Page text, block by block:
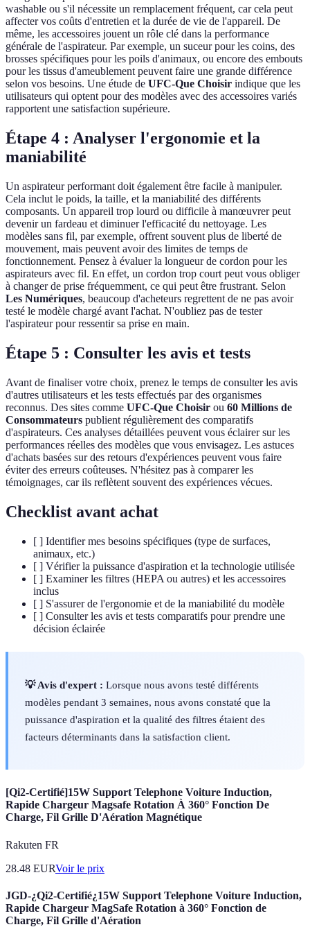
washable ou s'il nécessite un remplacement fréquent, car cela peut
affecter vos coûts d'entretien et la durée de vie de l'appareil. De
même, les accessoires jouent un rôle clé dans la performance
générale de l'aspirateur. Par exemple, un suceur pour les coins, des
brosses spécifiques pour les poils d'animaux, ou encore des embouts
pour les tissus d'ameublement peuvent faire une grande différence
selon vos besoins. Une étude de UFC-Que Choisir indique que les
utilisateurs qui optent pour des modèles avec des accessoires variés
rapportent une satisfaction supérieure.
Étape 4 : Analyser l'ergonomie et la
maniabilité
Un aspirateur performant doit également être facile à manipuler.
Cela inclut le poids, la taille, et la maniabilité des différents
composants. Un appareil trop lourd ou difficile à manœuvrer peut
devenir un fardeau et diminuer l'efficacité du nettoyage. Les
modèles sans fil, par exemple, offrent souvent plus de liberté de
mouvement, mais peuvent avoir des limites de temps de
fonctionnement. Pensez à évaluer la longueur de cordon pour les
aspirateurs avec fil. En effet, un cordon trop court peut vous obliger
à changer de prise fréquemment, ce qui peut être frustrant. Selon
Les Numériques, beaucoup d'acheteurs regrettent de ne pas avoir
testé le modèle chargé avant l'achat. N'oubliez pas de tester
l'aspirateur pour ressentir sa prise en main.
Étape 5 : Consulter les avis et tests
Avant de finaliser votre choix, prenez le temps de consulter les avis
d'autres utilisateurs et les tests effectués par des organismes
reconnus. Des sites comme UFC-Que Choisir ou 60 Millions de
Consommateurs publient régulièrement des comparatifs
d'aspirateurs. Ces analyses détaillées peuvent vous éclairer sur les
performances réelles des modèles que vous envisagez. Les astuces
d'achats basées sur des retours d'expériences peuvent vous faire
éviter des erreurs coûteuses. N'hésitez pas à comparer les
témoignages, car ils reflètent souvent des expériences vécues.
Checklist avant achat
[ ] Identifier mes besoins spécifiques (type de surfaces,
animaux, etc.)
[ ] Vérifier la puissance d'aspiration et la technologie utilisée
[ ] Examiner les filtres (HEPA ou autres) et les accessoires
inclus
[ ] S'assurer de l'ergonomie et de la maniabilité du modèle
[ ] Consulter les avis et tests comparatifs pour prendre une
décision éclairée
💡 Avis d'expert : Lorsque nous avons testé différents
modèles pendant 3 semaines, nous avons constaté que la
puissance d'aspiration et la qualité des filtres étaient des
facteurs déterminants dans la satisfaction client.
[Qi2-Certifié]15W Support Telephone Voiture Induction,
Rapide Chargeur Magsafe Rotation À 360° Fonction De
Charge, Fil Grille D'Aération Magnétique
Rakuten FR
28.48 EURVoir le prix
JGD-¿Qi2-Certifié¿15W Support Telephone Voiture Induction,
Rapide Chargeur MagSafe Rotation à 360° Fonction de
Charge, Fil Grille d'Aération